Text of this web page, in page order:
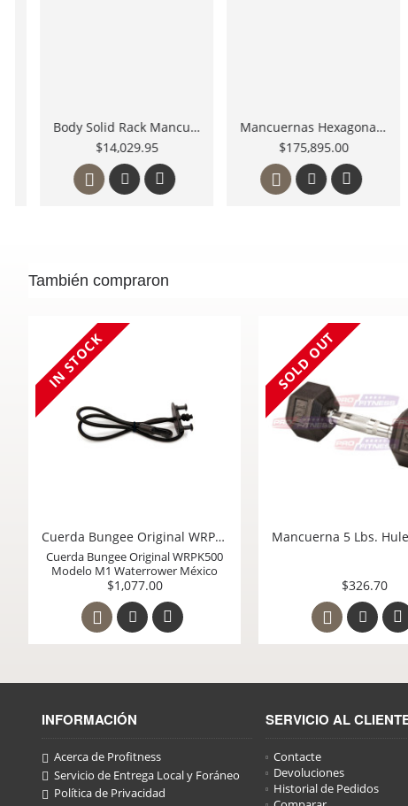
Powerblock Mancuernas Sport 2.4 24 Lbs.
$5,995.00
Powerblock U-33 Etapa 1 504-00108-00
$9,995.00
También compraron
IN STOCK
Mancuerna 25 Lbs. Hule Virgen Hexagonal Cromada Body Solid Mexico SD25
$1,391.50
IN STOCK
$1,077.00
INFORMACIÓN
Acerca de Profitness
Servicio de Entrega Local y Foráneo
Política de Privacidad
SERVICIO AL
Contacte
Devoluciones
Historial de Pedidos